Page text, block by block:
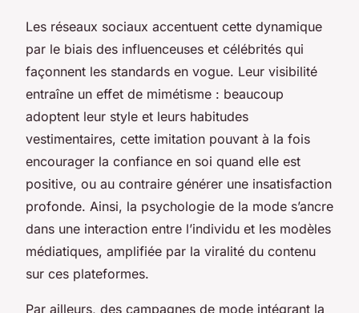
Les réseaux sociaux accentuent cette dynamique
par le biais des influenceuses et célébrités qui
façonnent les standards en vogue. Leur visibilité
entraîne un effet de mimétisme : beaucoup
adoptent leur style et leurs habitudes
vestimentaires, cette imitation pouvant à la fois
encourager la confiance en soi quand elle est
positive, ou au contraire générer une insatisfaction
profonde. Ainsi, la psychologie de la mode s’ancre
dans une interaction entre l’individu et les modèles
médiatiques, amplifiée par la viralité du contenu
sur ces plateformes.
Par ailleurs, des campagnes de mode intégrant la